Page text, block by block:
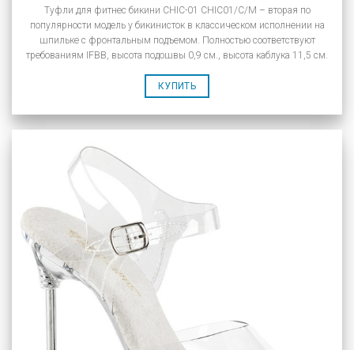
Туфли для фитнес бикини CHIC-01 CHIC01/C/M – вторая по
популярности модель у бикинисток в классическом исполнении на
шпильке с фронтальным подъемом. Полностью соответствуют
требованиям IFBB, высота подошвы 0,9 см., высота каблука 11,5 см.
КУПИТЬ